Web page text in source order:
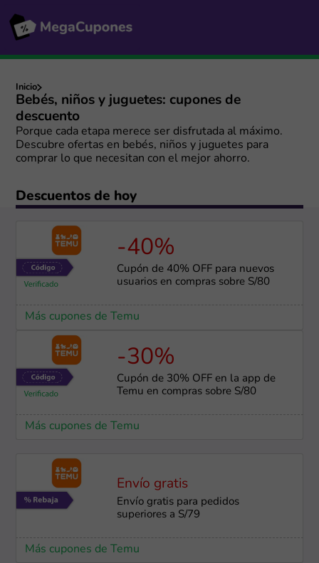
Inicio
Bebés, niños y juguetes: cupones de
descuento
Porque cada etapa merece ser disfrutada al máximo.
Descubre ofertas en bebés, niños y juguetes para
comprar lo que necesitan con el mejor ahorro.
Descuentos de hoy
-40%
Cupón de 40% OFF para nuevos
usuarios en compras sobre S/80
Más cupones de Temu
-30%
Cupón de 30% OFF en la app de
Temu en compras sobre S/80
Más cupones de Temu
Envío gratis
Envío gratis para pedidos
superiores a S/79
Más cupones de Temu